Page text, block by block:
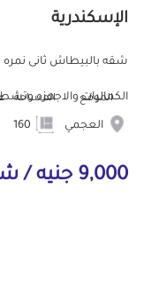
الإسكندرية
شقه بالبيطاش ثانى
الكماليات والاجهزه
الموقع
العجمي
المساحة
9,000 جنيه / شهرياً